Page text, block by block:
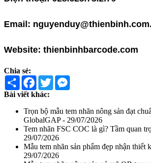
Email:
Website: thienbinhbarcode.com
Chia sẻ:
Share Facebook
Twitter
Bài viết khác:
Trọn bộ mẫu tem nhãn nông sản đạt
GlobalGAP - 29/07/2026
Tem nhãn FSC COC là gì? Tầm quan
29/07/2026
Mẫu tem nhãn sản phẩm đẹp nhận thiết
29/07/2026